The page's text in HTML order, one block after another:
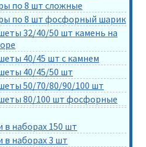
по 8 шт сложные
по 8 шт фосфорный шарик
32/40/50 шт камень на
40/45 шт с камнем
40/45/50 шт
50/70/80/90/100 шт
80/100 шт фосфорные
в наборах 150 шт
в наборах 3 шт